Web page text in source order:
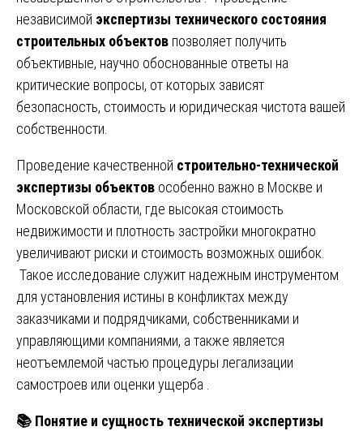
независимой экспертизы технического состояния
строительных объектов позволяет получить
объективные, научно обоснованные ответы на
критические вопросы, от которых зависят
безопасность, стоимость и юридическая чистота вашей
собственности.
Проведение качественной строительно-технической
экспертизы объектов особенно важно в Москве и
Московской области, где высокая стоимость
недвижимости и плотность застройки многократно
увеличивают риски и стоимость возможных ошибок.
Такое исследование служит надежным инструментом
для установления истины в конфликтах между
заказчиками и подрядчиками, собственниками и
управляющими компаниями, а также является
неотъемлемой частью процедуры легализации
самостроев или оценки ущерба .
📚 Понятие и сущность технической экспертизы